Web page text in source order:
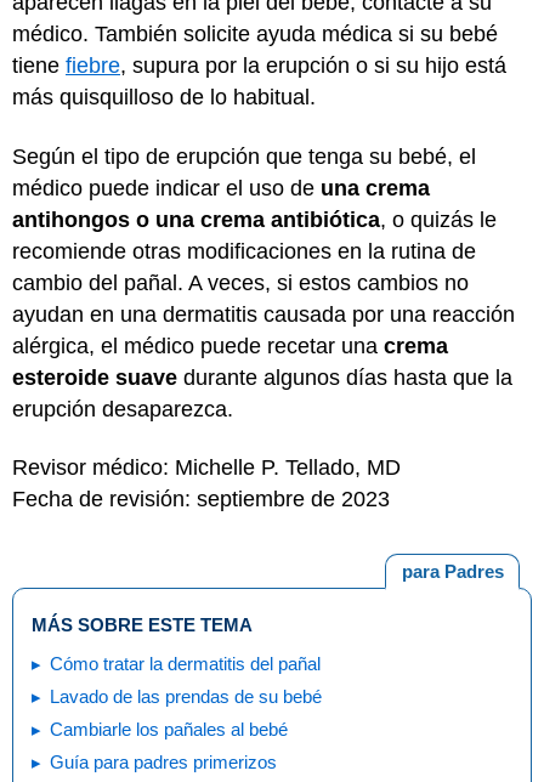
médico. También solicite ayuda médica si su bebé
tiene fiebre, supura por la erupción o si su hijo está
más quisquilloso de lo habitual.
Según el tipo de erupción que tenga su bebé, el
médico puede indicar el uso de una crema
antihongos o una crema antibiótica, o quizás le
recomiende otras modificaciones en la rutina de
cambio del pañal. A veces, si estos cambios no
ayudan en una dermatitis causada por una reacción
alérgica, el médico puede recetar una crema
esteroide suave durante algunos días hasta que la
erupción desaparezca.
Revisor médico: Michelle P. Tellado, MD
Fecha de revisión: septiembre de 2023
para Padres
MÁS SOBRE ESTE TEMA
Cómo tratar la dermatitis del pañal
Lavado de las prendas de su bebé
Cambiarle los pañales al bebé
Guía para padres primerizos